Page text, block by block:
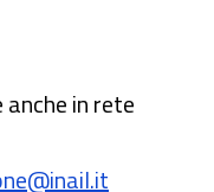
in rete